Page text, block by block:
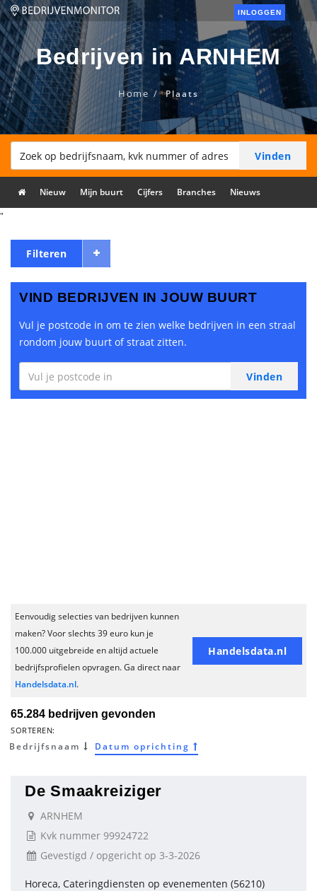
INLOGGEN
Bedrijven in ARNHEM
Home Plaats
Nieuw Mijn buurt Cijfers Branches
Nieuws
"
Filteren
VIND BEDRIJVEN IN JOUW BUURT
Vul je postcode in om te zien welke bedrijven in een straal
rondom jouw buurt of straat zitten.
Eenvoudig selecties van bedrijven kunnen
maken? Voor slechts 39 euro kun je
100.000 uitgebreide en altijd actuele
bedrijfsprofielen opvragen. Ga direct naar
Handelsdata.nl.
Handelsdata.nl
65.284 bedrijven gevonden
SORTEREN:
Bedrijfsnaam Datum oprichting
De Smaakreiziger
ARNHEM
Kvk nummer 99924722
Gevestigd / opgericht op 3-3-2026
Horeca, Cateringdiensten op evenementen (56210)